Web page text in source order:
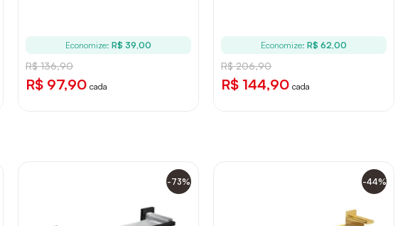
Economize: R$ 39,00
R$ 136,90
R$ 97,90 cada
Economize: R$ 62,00
R$ 206,90
R$ 144,90 cada
-73% -44%